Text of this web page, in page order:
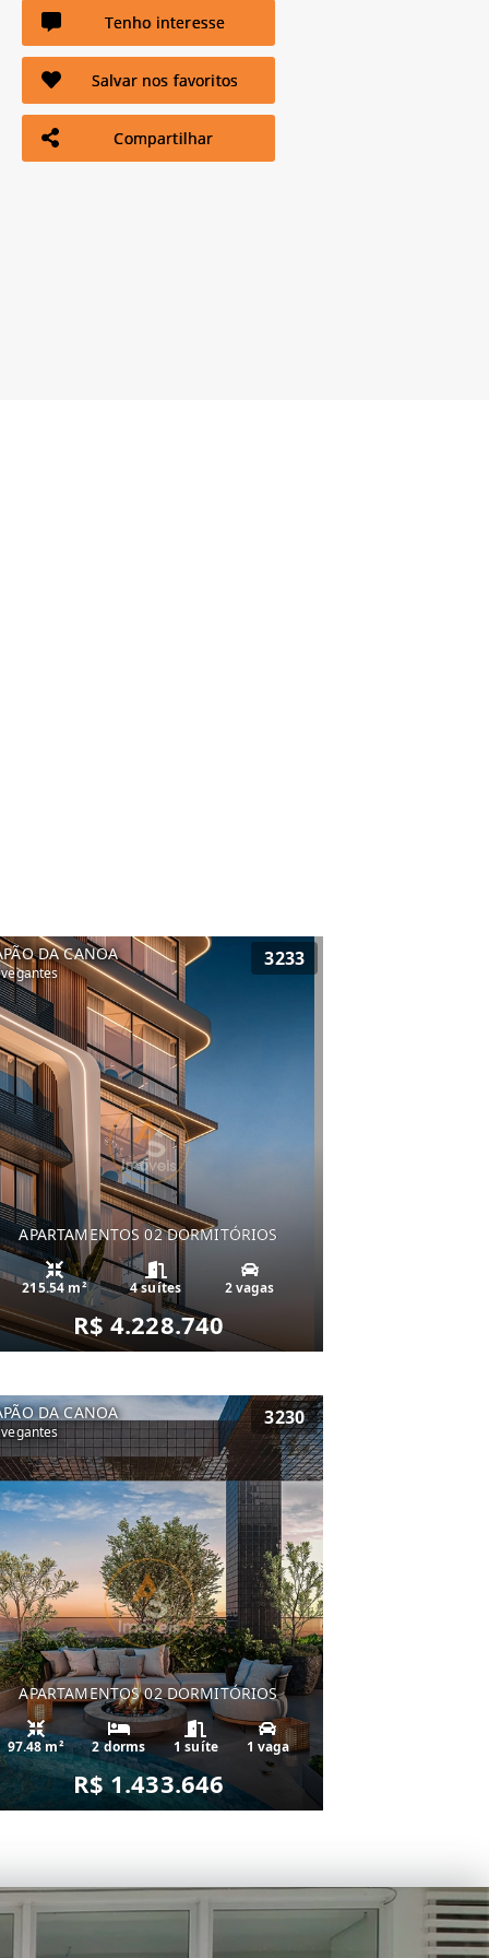
Tenho interesse
Salvar nos favoritos
Compartilhar
DA CANOA 3233
APARTAMENTOS 02 DORMITÓRIOS
215.54 m² 4 suítes 2 vagas
R$ 4.228.740
DA CANOA 3230
APARTAMENTOS 02 DORMITÓRIOS
97.48 m² 2 dorms 1 suíte 1 vaga
R$ 1.433.646